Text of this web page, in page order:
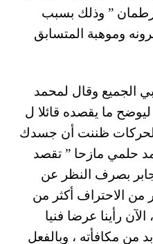
” وذلك بسبب
وموهبة المتسابق
الجميع وقال لمحمد
ما يقصده قائلا ل
ظننت أن جسدك
حلمي مازحا ” تقصد
علي جابر بصرف النظر عن
من الاحتراف أكثر من
رأينا عرضا فنيا
من مكافأته ، وبالفعل